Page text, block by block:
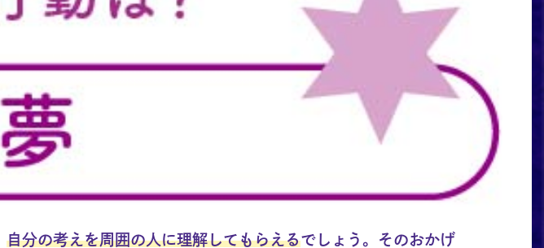
自分の考えを周囲の人に理解してもらえるでしょう。そのおかげ